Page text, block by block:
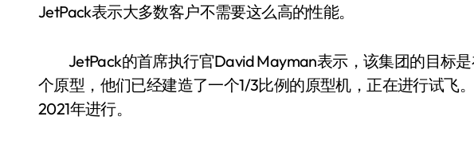
JetPack表示大多数客户不需要这么高的性能。
JetPack的首席执行官David Mayman表示，该集团的目标是
个原型，他们已经建造了一个1/3比例的原型机，正在进行试飞
2021年进行。